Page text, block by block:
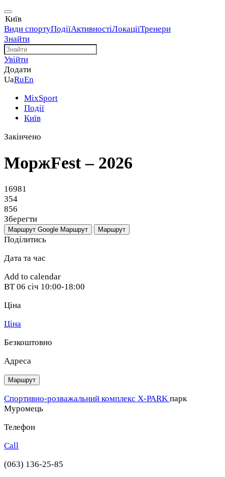
Київ
Види спортуПодіїАктивностіЛокаціїТренери
Знайти
Увійти
Додати
UaRuEn
MixSport
Події
Київ
Закінчено
МоржFest – 2026
16981
354
856
Зберегти
Маршрут Google Маршрут Маршрут
Поділитись
Дата та час
Add to calendar
ВТ 06 січ 10:00-18:00
Ціна
Ціна
Безкоштовно
Адреса
Маршрут
Спортивно-розважальний комплекс X-PARK парк
Муромець
Телефон
Call
(063) 136-25-85